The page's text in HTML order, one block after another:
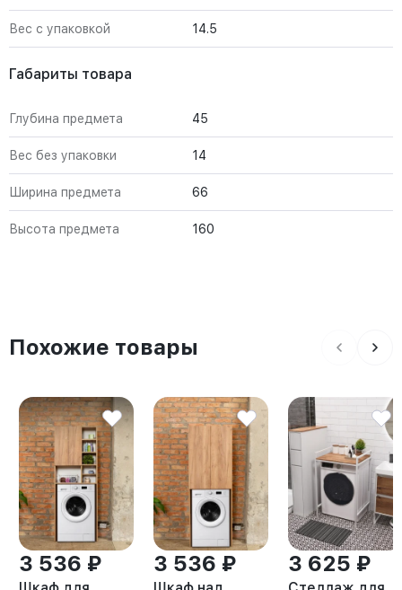
Вес с упаковкой 14.5
Габариты товара
Глубина предмета 45
Вес без упаковки 14
Ширина предмета 66
Высота предмета 160
Похожие товары
3 536 ₽ 3 536 ₽ 3 625 ₽